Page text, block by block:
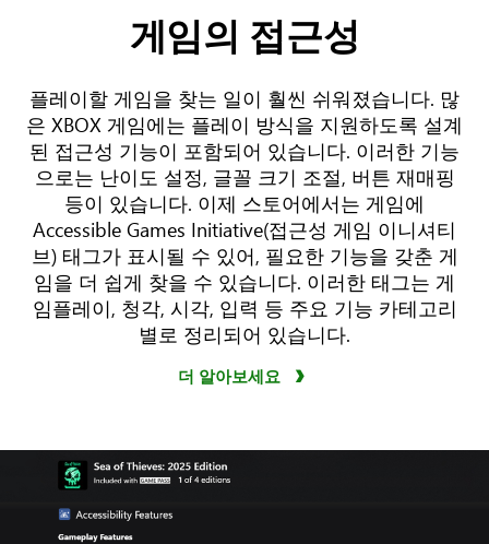
게임의 접근성
플레이할 게임을 찾는 일이 훨씬 쉬워졌습니다. 많
은 XBOX 게임에는 플레이 방식을 지원하도록 설계
된 접근성 기능이 포함되어 있습니다. 이러한 기능
으로는 난이도 설정, 글꼴 크기 조절, 버튼 재매핑
등이 있습니다. 이제 스토어에서는 게임에
Accessible Games Initiative(접근성 게임 이니셔티
브) 태그가 표시될 수 있어, 필요한 기능을 갖춘 게
임을 더 쉽게 찾을 수 있습니다. 이러한 태그는 게
임플레이, 청각, 시각, 입력 등 주요 기능 카테고리
별로 정리되어 있습니다.
더 알아보세요